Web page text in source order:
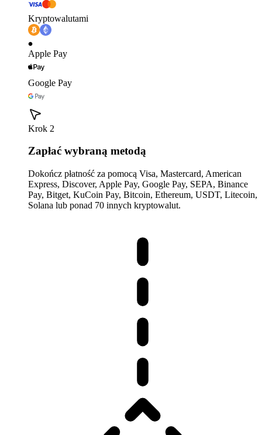
Kryptowalutami
Apple Pay
Google Pay
Krok 2
Zapłać wybraną metodą
Dokończ płatność za pomocą Visa, Mastercard, American
Express, Discover, Apple Pay, Google Pay, SEPA, Binance
Pay, Bitget, KuCoin Pay, Bitcoin, Ethereum, USDT, Litecoin,
Solana lub ponad 70 innych kryptowalut.